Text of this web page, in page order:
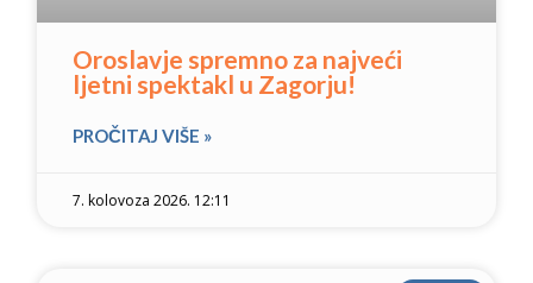
Oroslavje spremno za najveći
ljetni spektakl u Zagorju!
PROČITAJ VIŠE »
7. kolovoza 2026. 12:11